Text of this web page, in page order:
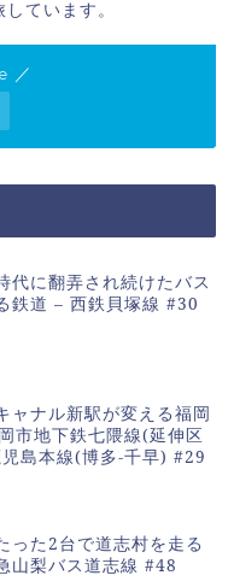
ています。
／
代に翻弄され続けたバス
鉄道 – 西鉄貝塚線 #30
ャナル新駅が変える福岡
市地下鉄七隈線(延伸区
島本線(博多-千早) #29
った2台で道志村を走る
梨バス道志線 #48